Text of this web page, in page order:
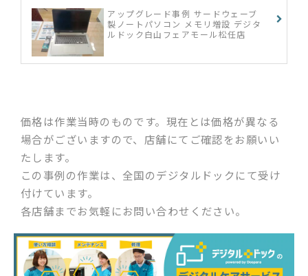
アップグレード事例 サードウェーブ
製ノートパソコン メモリ増設 デジタ
ルドック白山フェアモール松任店
価格は作業当時のものです。現在とは価格が異なる
場合がございますので、店舗にてご確認をお願いい
たします。
この事例の作業は、全国のデジタルドックにて受け
付けています。
各店舗までお気軽にお問い合わせください。